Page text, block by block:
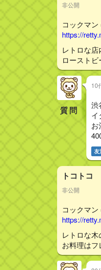
非公開
コックマ
https://
レトロな
ロースト
質問
10
渋
イ
お
友
トコトコ
非公開
コックマ
https://
レトロな
お料理は